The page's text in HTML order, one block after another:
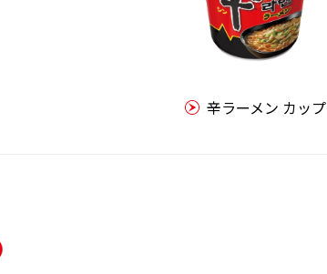
辛ラーメン カップ